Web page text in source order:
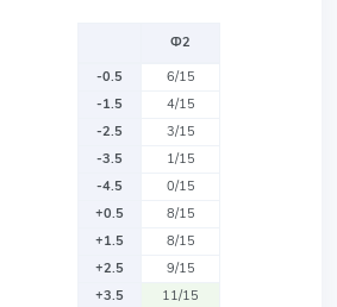
Ф2
-0.5
6/15
-1.5
4/15
-2.5
3/15
-3.5
1/15
-4.5
0/15
+0.5
8/15
+1.5
8/15
+2.5
9/15
+3.5
11/15